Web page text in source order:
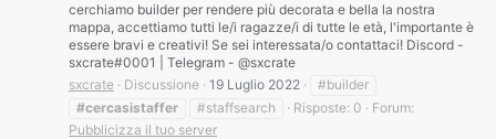
cerchiamo builder per rendere più decorata e bella la nostra
mappa, accettiamo tutti le/i ragazze/i di tutte le età, l'importante è
essere bravi e creativi! Se sei interessata/o contattaci! Discord -
sxcrate#0001 | Telegram - @sxcrate
sxcrate
Discussione 19 Luglio 2022
#builder
#cercasistaffer
#staffsearch Risposte: 0
Forum:
Pubblicizza il tuo server